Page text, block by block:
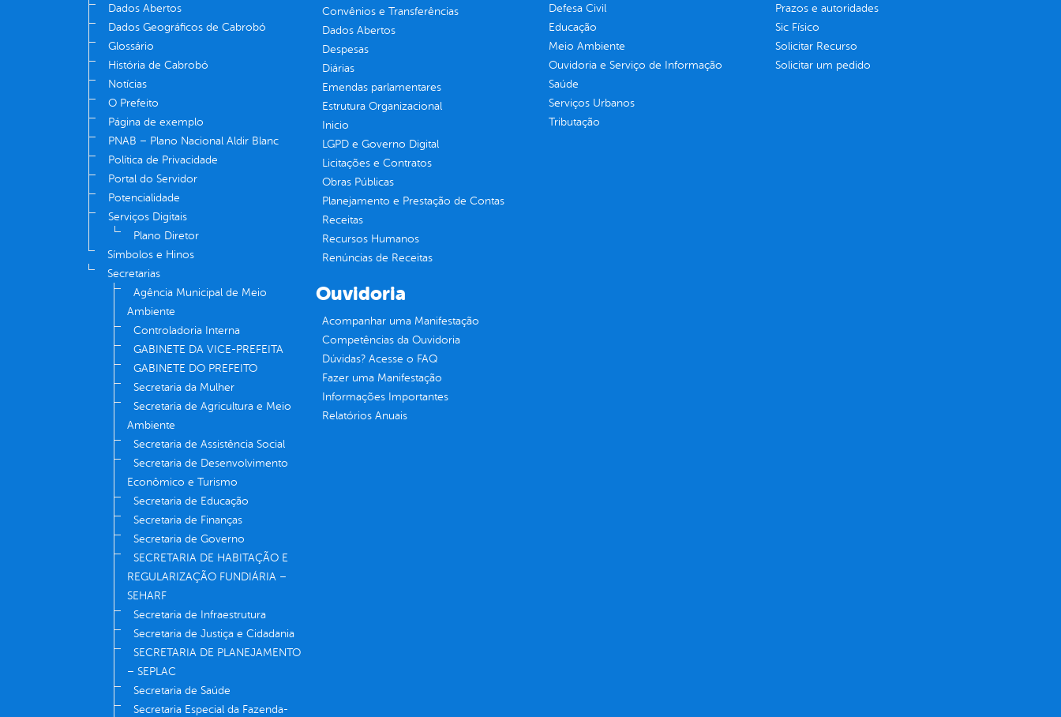
Dados Abertos
Dados Geográficos de Cabrobó
Glossário
História de Cabrobó
Notícias
O Prefeito
Página de exemplo
PNAB – Plano Nacional Aldir Blanc
Política de Privacidade
Portal do Servidor
Potencialidade
Serviços Digitais
Plano Diretor
Símbolos e Hinos
Secretarias
Agência Municipal de Meio
Ambiente
Controladoria Interna
GABINETE DA VICE-PREFEITA
GABINETE DO PREFEITO
Secretaria da Mulher
Secretaria de Agricultura e Meio
Ambiente
Secretaria de Assistência Social
Secretaria de Desenvolvimento
Econômico e Turismo
Secretaria de Educação
Secretaria de Finanças
Secretaria de Governo
SECRETARIA DE HABITAÇÃO E
REGULARIZAÇÃO FUNDIÁRIA –
SEHARF
Secretaria de Infraestrutura
Secretaria de Justiça e Cidadania
SECRETARIA DE PLANEJAMENTO
– SEPLAC
Secretaria de Saúde
Secretaria Especial da Fazenda-
Convênios e Transferências
Dados Abertos
Despesas
Diárias
Emendas parlamentares
Estrutura Organizacional
Inicio
LGPD e Governo Digital
Licitações e Contratos
Obras Públicas
Planejamento e Prestação de Contas
Receitas
Recursos Humanos
Renúncias de Receitas
Defesa Civil
Educação
Meio Ambiente
Ouvidoria e Serviço de Informação
Saúde
Serviços Urbanos
Tributação
Prazos e autoridades
Sic Físico
Solicitar Recurso
Solicitar um pedido
Ouvidoria
Acompanhar uma Manifestação
Competências da Ouvidoria
Dúvidas? Acesse o FAQ
Fazer uma Manifestação
Informações Importantes
Relatórios Anuais